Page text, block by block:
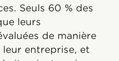
Seuls 60 % des
leurs
de manière
entreprise, et